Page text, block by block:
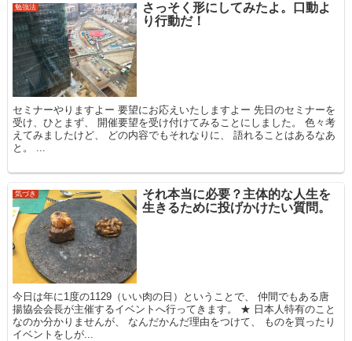
勉強法
さっそく形にしてみたよ。口動よ
り行動だ！
セミナーやりますよー 要望にお応えいたしますよー 先日のセミナーを
受け、ひとまず、 開催要望を受け付けてみることにしました。 色々考
えてみましたけど、 どの内容でもそれなりに、 語れることはあるなあ
と。 ...
気づき
それ本当に必要？主体的な人生を
生きるために投げかけたい質問。
今日は年に1度の1129（いい肉の日）ということで、 仲間でもある唐
揚協会会長が主催するイベントへ行ってきます。 ★ 日本人特有のこと
なのか分かりませんが、 なんだかんだ理由をつけて、 ものを買ったり
イベントをしが...